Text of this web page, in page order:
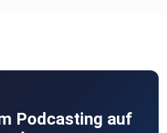
Podcasting auf